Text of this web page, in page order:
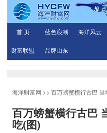
首 页 蓝色浪潮 海洋风云
财富联盟 品牌山东
海洋财富网 >> 百万螃蟹横行古巴
百万螃蟹横行古巴
吃(图)